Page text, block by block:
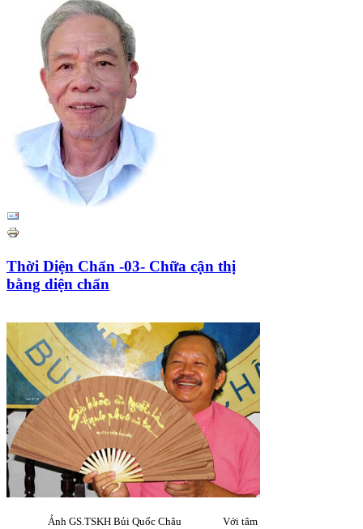
Thời Diện Chẩn -03- Chữa cận thị
bằng diện chẩn
Ảnh GS.TSKH Bủi Quốc Châu Với tâm